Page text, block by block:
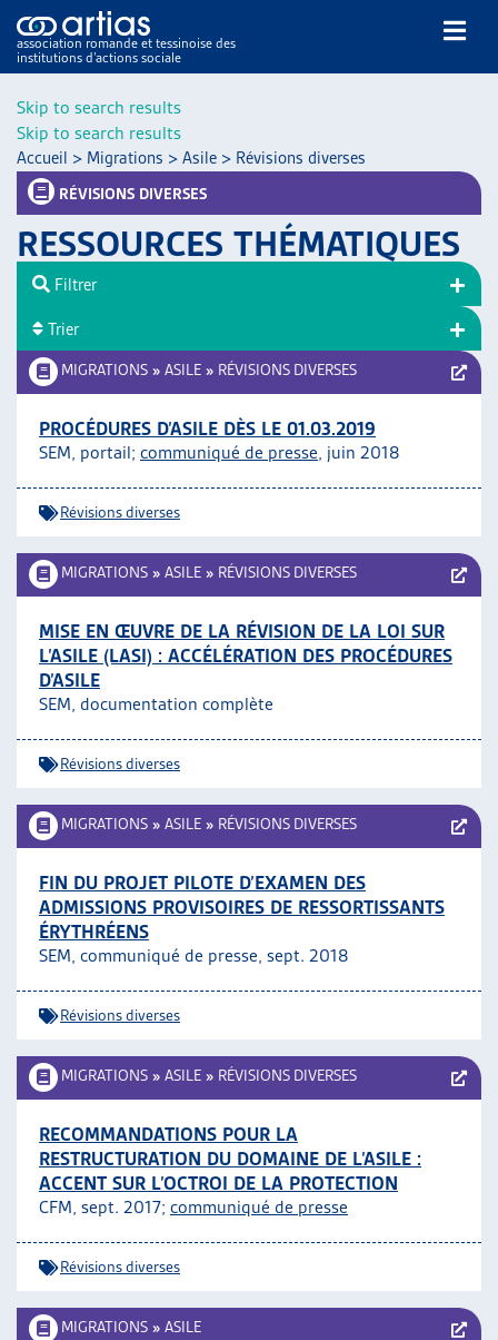
Skip to search results
Skip to search results
association romande et tessinoise des
institutions d’actions sociale
NOS PUBLICATIONS
DOSSIERS DU MOIS
VEILLE
RESSOURCES
THÉMATIQUES
GUIDE SOCIAL ROMAND
ARTIAS
PROJETS ET ACTIVITÉS
JOURNÉES D’AUTOMNE
Accueil > Migrations > Asile > Révisions diverses
RÉVISIONS DIVERSES
RESSOURCES THÉMATIQUES
MIGRATIONS » ASILE » RÉVISIONS DIVERSES
PROCÉDURES D’ASILE DÈS LE 01.03.2019
SEM, portail; communiqué de presse, juin 2018
Révisions diverses
MIGRATIONS » ASILE » RÉVISIONS DIVERSES
MISE EN ŒUVRE DE LA RÉVISION DE LA LOI SUR
L’ASILE (LASI) : ACCÉLÉRATION DES PROCÉDURES
D’ASILE
SEM, documentation complète
Révisions diverses
MIGRATIONS » ASILE » RÉVISIONS DIVERSES
FIN DU PROJET PILOTE D’EXAMEN DES
ADMISSIONS PROVISOIRES DE RESSORTISSANTS
ÉRYTHRÉENS
SEM, communiqué de presse, sept. 2018
Révisions diverses
MIGRATIONS » ASILE » RÉVISIONS DIVERSES
RECOMMANDATIONS POUR LA
RESTRUCTURATION DU DOMAINE DE L’ASILE :
ACCENT SUR L’OCTROI DE LA PROTECTION
CFM, sept. 2017; communiqué de presse
Révisions diverses
MIGRATIONS » ASILE
Filtrer
Trier